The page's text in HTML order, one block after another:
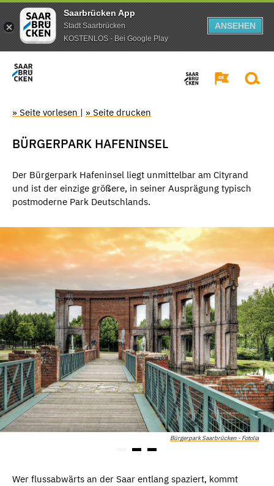
Saarbrücken App
Stadt Saarbrücken
KOSTENLOS - Bei Google Play
ANSEHEN
» Seite vorlesen | » Seite drucken
BÜRGERPARK HAFENINSEL
Der Bürgerpark Hafeninsel liegt unmittelbar am Cityrand
und ist der einzige größere, in seiner Ausprägung typisch
postmoderne Park Deutschlands.
Bürgerpark Saarbrücken - Fotolia
Wer flussabwärts an der Saar entlang spaziert, kommt